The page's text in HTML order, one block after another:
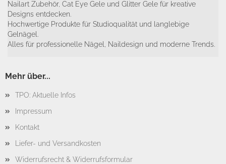
Nailart Zubehör, Cat Eye Gele und Glitter Gele für kreative
Designs entdecken.
Hochwertige Produkte für Studioqualität und langlebige
Gelnägel.
Alles für professionelle Nägel, Naildesign und moderne Trends.
Mehr über...
TPO: Aktuelle Infos
Impressum
Kontakt
Liefer- und Versandkosten
Widerrufsrecht & Widerrufsformular